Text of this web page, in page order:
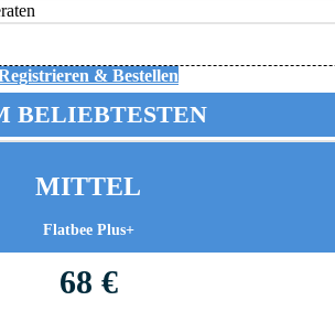
& Bestellen
BELIEBTESTEN
MITTEL
Flatbee Plus+
68 €